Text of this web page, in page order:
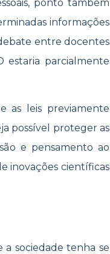
ponto também
informações
entre docentes
estaria parcialmente
as leis previamente
possível proteger as
e pensamento ao
inovações científicas
sociedade tenha se